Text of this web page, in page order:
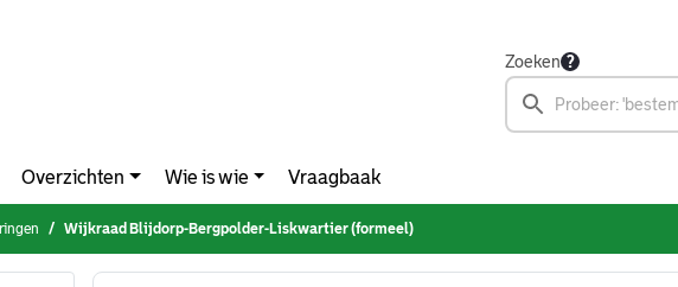
Zoeken
Overzichten Wie is wie Vraagbaak
Wijkraad Blijdorp-Bergpolder-Liskwartier (formeel)